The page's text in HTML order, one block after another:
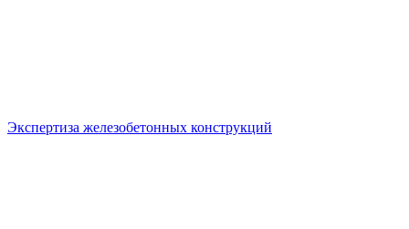
Экспертиза железобетонных конструкций